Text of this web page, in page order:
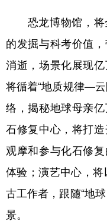
恐龙博物馆，将
的发掘与科考价值
消逝，场景化展现
将循着“地质规律—
络，揭秘地球母亲
石修复中心，将打
观摩和参与化石修
体验；演艺中心，
古工作者，跟随“地
景。